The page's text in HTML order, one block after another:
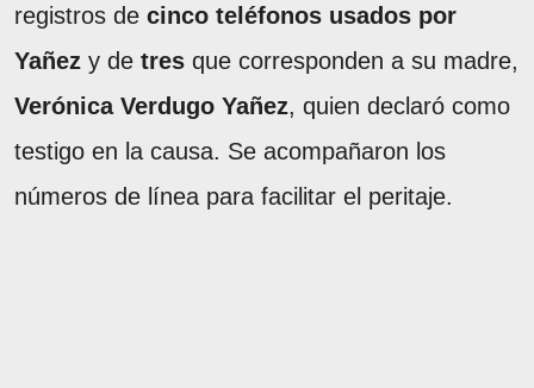
registros de cinco teléfonos usados por
Yañez y de tres que corresponden a su madre,
Verónica Verdugo Yañez, quien declaró como
testigo en la causa. Se acompañaron los
números de línea para facilitar el peritaje.